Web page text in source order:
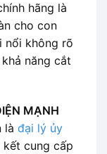
hãng là
cho con
nổi không rõ
năng cắt
MẠNH
là đại lý ủy
kết cung cấp